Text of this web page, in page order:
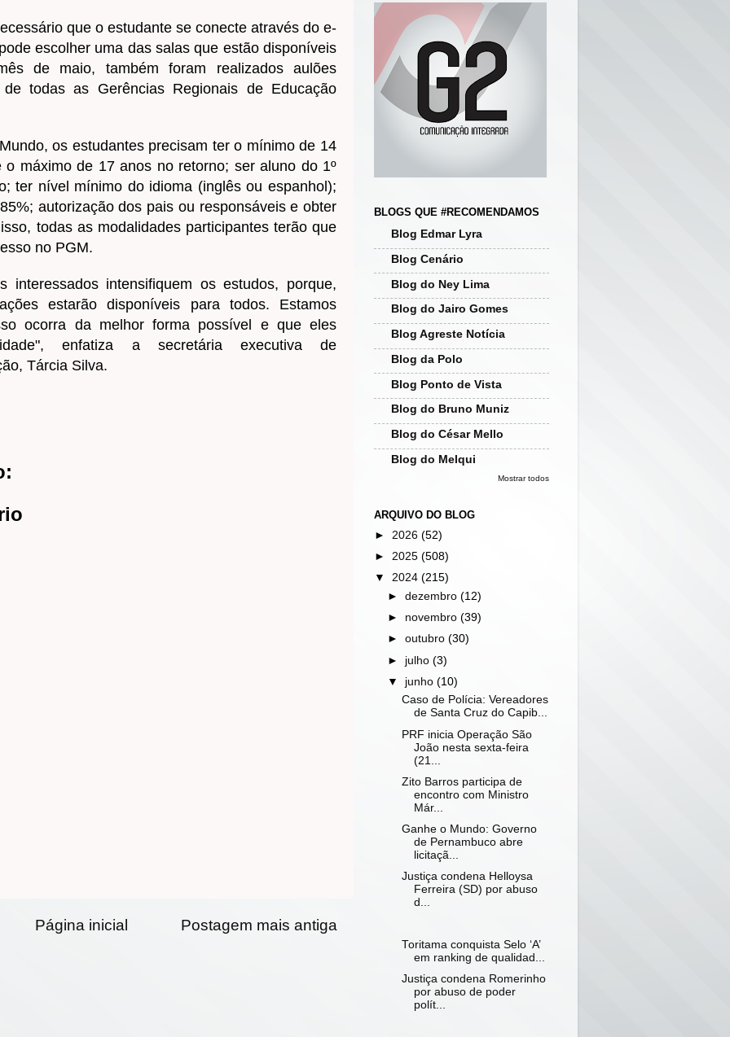
que o estudante se conecte através do e-
escolher uma das salas que estão disponíveis
de maio, também foram realizados aulões
todas as Gerências Regionais de Educação
os estudantes precisam ter o mínimo de 14
máximo de 17 anos no retorno; ser aluno do 1º
ter nível mínimo do idioma (inglês ou espanhol);
autorização dos pais ou responsáveis e obter
todas as modalidades participantes terão que
no PGM.
interessados intensifiquem os estudos, porque,
estarão disponíveis para todos. Estamos
ocorra da melhor forma possível e que eles
enfatiza a secretária executiva de
Tárcia Silva.
Postagem mais antiga
Página inicial
BLOGS QUE #RECOMENDAMOS
Blog Edmar Lyra
Blog Cenário
Blog do Ney Lima
Blog do Jairo Gomes
Blog Agreste Notícia
Blog da Polo
Blog Ponto de Vista
Blog do Bruno Muniz
Blog do César Mello
Blog do Melqui
Mostrar todos
ARQUIVO DO BLOG
► 2026 (52)
► 2025 (508)
▼ 2024 (215)
►dezembro(12)
► novembro(39)
►outubro(30)
► julho(3)
▼ junho(10)
Caso de Polícia: Vereadores
de Santa Cruz do Capib...
PRF inicia Operação São
João nesta sexta-feira
(21...
Zito Barros participa de
encontro com Ministro
Már...
Ganhe o Mundo: Governo
de Pernambuco abre
licitaçã...
Justiça condena Helloysa
Ferreira (SD) por abuso
d...
Toritama conquista Selo ‘A’
em ranking de qualidad...
Justiça condena Romerinho
por abuso de poder
polít...